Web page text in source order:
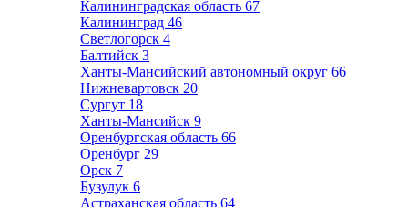
Калининградская область 67
Калининград 46
Светлогорск 4
Балтийск 3
Ханты-Мансийский автономный округ 66
Нижневартовск 20
Сургут 18
Ханты-Мансийск 9
Оренбургская область 66
Оренбург 29
Орск 7
Бузулук 6
Астраханская область 64